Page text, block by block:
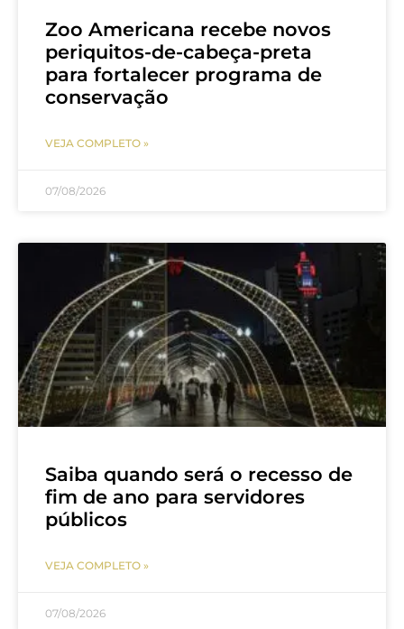
Zoo Americana recebe novos
periquitos-de-cabeça-preta
para fortalecer programa de
conservação
VEJA COMPLETO »
07/08/2026
Saiba quando será o recesso de
fim de ano para servidores
públicos
VEJA COMPLETO »
07/08/2026